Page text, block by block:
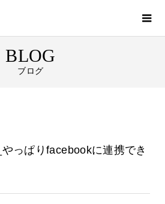
BLOG
ブログ
っぱりfacebookに連携でき